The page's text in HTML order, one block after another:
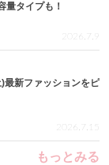
タイプも！
2026.7.9
最新ファッションをピ
2026.7.15
もっとみる